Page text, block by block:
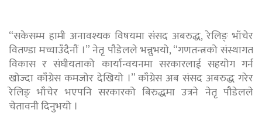
“सकेसम्म हामी अनावश्यक विषयमा संसद अबरुद्ध, रेलिङ् भाँचेर
वितण्डा मच्चाउँदैनौं ।” नेतृ पौडेलले भन्नुभयो, “गणतन्त्रको संस्थागत
विकास र संघीयताको कार्यान्वयनमा सरकारलाई सहयोग गर्न
खोज्दा काँग्रेस कमजोर देखियो ।” काँग्रेस अब संसद अबरुद्ध गरेर
रेलिङ् भाँचेर भएपनि सरकारको बिरुद्धमा उत्रने नेतृ पौडेलले
चेतावनी दिनुभयो ।